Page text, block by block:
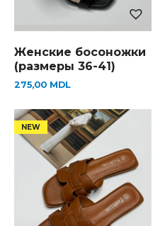
Женские босоножки
(размеры 36-41)
275,00 MDL